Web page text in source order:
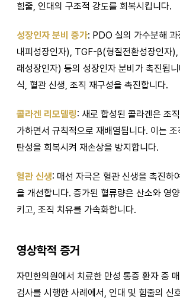
힘줄, 인대의 구조적 강도를 회복시킵니다.
성장인자 분비 증가: PDO 실의 가수분해
내피성장인자), TGF-β(형질전환성장인자
래성장인자) 등의 성장인자 분비가 촉진됩
식, 혈관 신생, 조직 재구성을 촉진합니다.
콜라겐 리모델링: 새로 합성된 콜라겐은 조
가하면서 규칙적으로 재배열됩니다. 이는
탄성을 회복시켜 재손상을 방지합니다.
혈관 신생: 매선 자극은 혈관 신생을 촉진하
을 개선합니다. 증가된 혈류량은 산소와 영
키고, 조직 치유를 가속화합니다.
영상학적 증거
자민한의원에서 치료한 만성 통증 환자 중
검사를 시행한 사례에서, 인대 및 힘줄의 신